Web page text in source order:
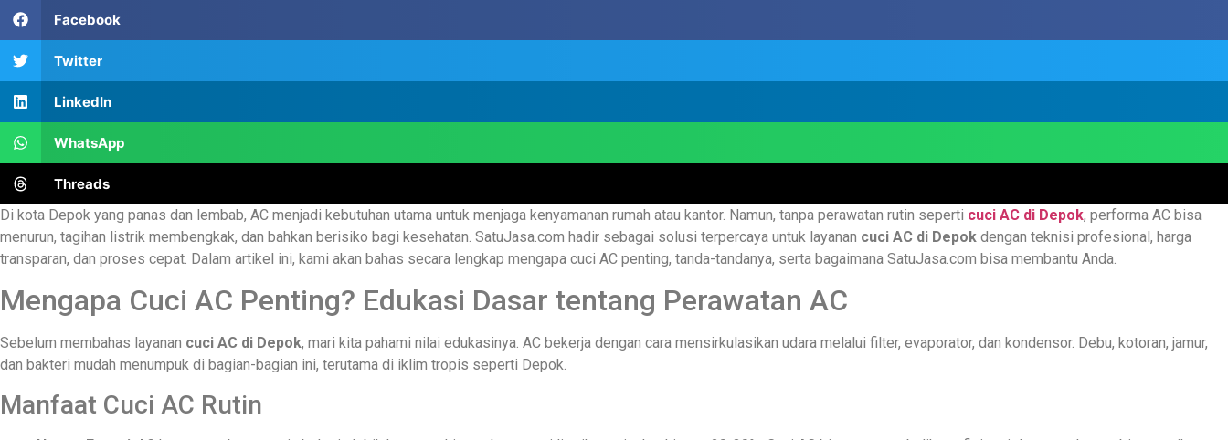
Facebook
Twitter
LinkedIn
WhatsApp
Threads
Di kota Depok yang panas dan lembab, AC menjadi kebutuhan utama untuk menjaga kenyamanan rumah atau kantor. Namun, tanpa perawatan rutin seperti cuci AC di Depok, performa AC bisa
menurun, tagihan listrik membengkak, dan bahkan berisiko bagi kesehatan. SatuJasa.com hadir sebagai solusi terpercaya untuk layanan cuci AC di Depok dengan teknisi profesional, harga
transparan, dan proses cepat. Dalam artikel ini, kami akan bahas secara lengkap mengapa cuci AC penting, tanda-tandanya, serta bagaimana SatuJasa.com bisa membantu Anda.
Mengapa Cuci AC Penting? Edukasi Dasar tentang Perawatan AC
Sebelum membahas layanan cuci AC di Depok, mari kita pahami nilai edukasinya. AC bekerja dengan cara mensirkulasikan udara melalui filter, evaporator, dan kondensor. Debu, kotoran, jamur,
dan bakteri mudah menumpuk di bagian-bagian ini, terutama di iklim tropis seperti Depok.
Manfaat Cuci AC Rutin